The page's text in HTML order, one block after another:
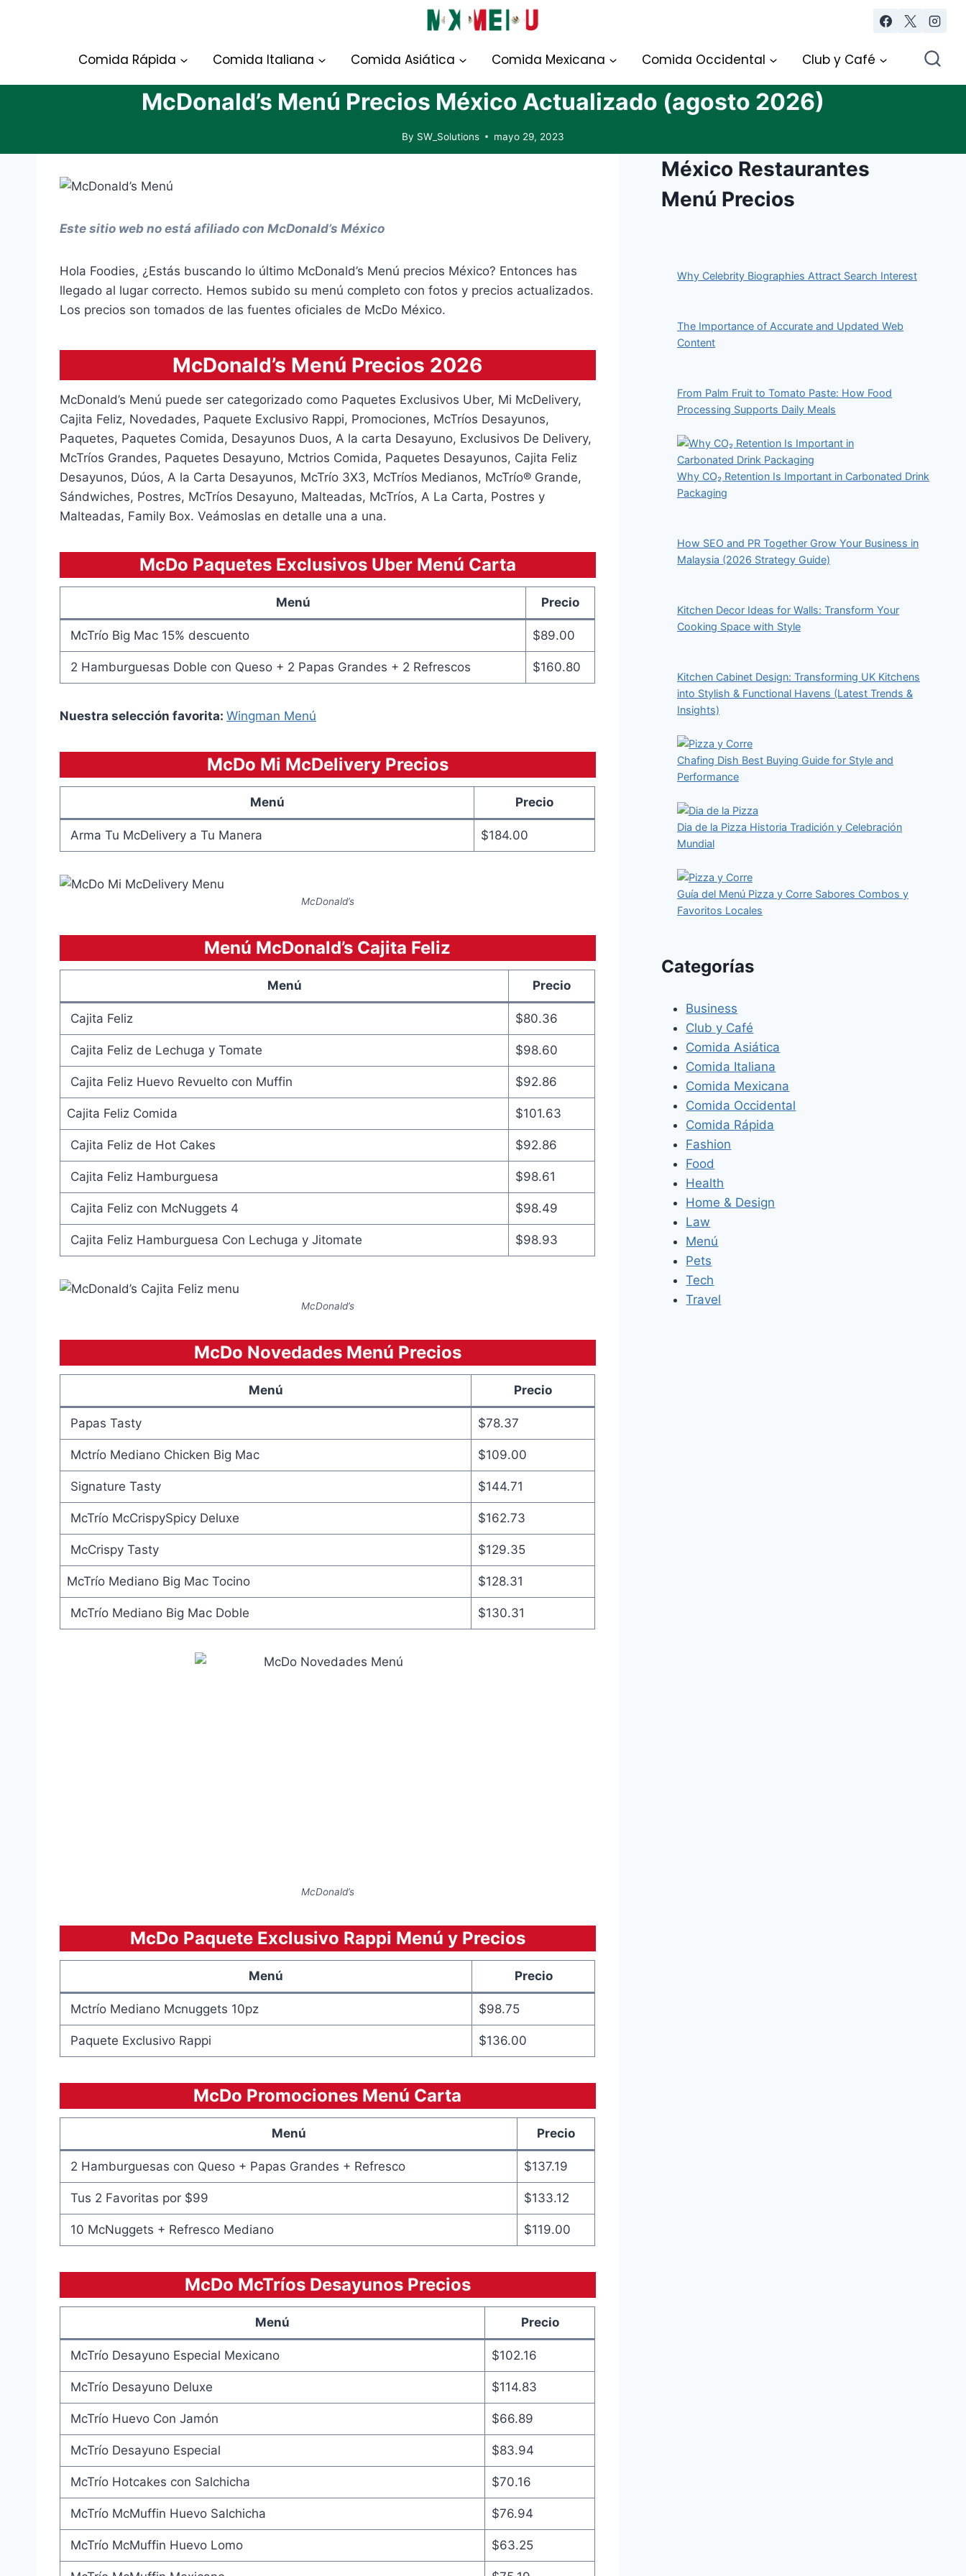
Comida Rápida Comida Italiana Comida Asiática Comida Mexicana Comida Occidental Club y Café
McDonald’s Menú Precios México Actualizado (agosto 2026)
By SW_Solutions mayo 29, 2023
Este sitio web no está afiliado con McDonald’s México
Hola Foodies, ¿Estás buscando lo último McDonald’s Menú precios México? Entonces has
llegado al lugar correcto. Hemos subido su menú completo con fotos y precios actualizados.
Los precios son tomados de las fuentes oficiales de McDo México.
McDonald’s Menú Precios 2026
McDonald’s Menú puede ser categorizado como Paquetes Exclusivos Uber, Mi McDelivery,
Cajita Feliz, Novedades, Paquete Exclusivo Rappi, Promociones, McTríos Desayunos,
Paquetes, Paquetes Comida, Desayunos Duos, A la carta Desayuno, Exclusivos De Delivery,
McTríos Grandes, Paquetes Desayuno, Mctrios Comida, Paquetes Desayunos, Cajita Feliz
Desayunos, Dúos, A la Carta Desayunos, McTrío 3X3, McTríos Medianos, McTrío® Grande,
Sándwiches, Postres, McTríos Desayuno, Malteadas, McTríos, A La Carta, Postres y
Malteadas, Family Box. Veámoslas en detalle una a una.
McDo Paquetes Exclusivos Uber Menú Carta
Menú Precio
McTrío Big Mac 15% descuento $89.00
2 Hamburguesas Doble con Queso + 2 Papas Grandes + 2 Refrescos $160.80
Nuestra selección favorita: Wingman Menú
McDo Mi McDelivery Precios
Menú Precio
Arma Tu McDelivery a Tu Manera $184.00
McDonald’s
Menú McDonald’s Cajita Feliz
Menú Precio
Cajita Feliz $80.36
Cajita Feliz de Lechuga y Tomate $98.60
Cajita Feliz Huevo Revuelto con Muffin $92.86
Cajita Feliz Comida $101.63
Cajita Feliz de Hot Cakes $92.86
Cajita Feliz Hamburguesa $98.61
Cajita Feliz con McNuggets 4 $98.49
Cajita Feliz Hamburguesa Con Lechuga y Jitomate $98.93
McDonald’s
McDo Novedades Menú Precios
Menú Precio
Papas Tasty $78.37
Mctrío Mediano Chicken Big Mac $109.00
Signature Tasty $144.71
McTrío McCrispySpicy Deluxe $162.73
McCrispy Tasty $129.35
McTrío Mediano Big Mac Tocino $128.31
McTrío Mediano Big Mac Doble $130.31
McDonald’s
McDo Paquete Exclusivo Rappi Menú y Precios
Menú Precio
Mctrío Mediano Mcnuggets 10pz $98.75
Paquete Exclusivo Rappi $136.00
McDo Promociones Menú Carta
Menú Precio
2 Hamburguesas con Queso + Papas Grandes + Refresco $137.19
Tus 2 Favoritas por $99 $133.12
10 McNuggets + Refresco Mediano $119.00
McDo McTríos Desayunos Precios
Menú Precio
McTrío Desayuno Especial Mexicano $102.16
McTrío Desayuno Deluxe $114.83
McTrío Huevo Con Jamón $66.89
McTrío Desayuno Especial $83.94
McTrío Hotcakes con Salchicha $70.16
McTrío McMuffin Huevo Salchicha $76.94
McTrío McMuffin Huevo Lomo $63.25
México Restaurantes
Menú Precios
Why Celebrity Biographies Attract Search Interest
The Importance of Accurate and Updated Web
Content
From Palm Fruit to Tomato Paste: How Food
Processing Supports Daily Meals
Why CO₂ Retention Is Important in Carbonated Drink
Packaging
How SEO and PR Together Grow Your Business in
Malaysia (2026 Strategy Guide)
Kitchen Decor Ideas for Walls: Transform Your
Cooking Space with Style
Kitchen Cabinet Design: Transforming UK Kitchens
into Stylish & Functional Havens (Latest Trends &
Insights)
Chafing Dish Best Buying Guide for Style and
Performance
Dia de la Pizza Historia Tradición y Celebración
Mundial
Guía del Menú Pizza y Corre Sabores Combos y
Favoritos Locales
Categorías
Business
Club y Café
Comida Asiática
Comida Italiana
Comida Mexicana
Comida Occidental
Comida Rápida
Fashion
Food
Health
Home & Design
Law
Menú
Pets
Tech
Travel